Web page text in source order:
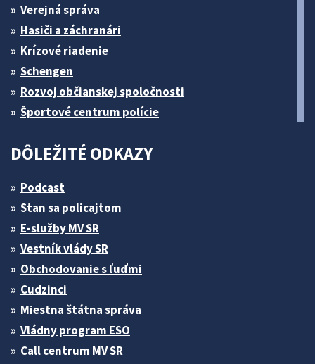
Verejná správa
Hasiči a záchranári
Krízové riadenie
Schengen
Rozvoj občianskej spoločnosti
Športové centrum polície
DÔLEŽITÉ ODKAZY
Podcast
Stan sa policajtom
E-služby MV SR
Vestník vlády SR
Obchodovanie s ľuďmi
Cudzinci
Miestna štátna správa
Vládny program ESO
Call centrum MV SR